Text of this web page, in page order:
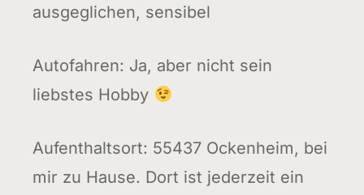
ausgeglichen, sensibel
Autofahren: Ja, aber nicht sein
liebstes Hobby
Aufenthaltsort: 55437 Ockenheim, bei
mir zu Hause. Dort ist jederzeit ein